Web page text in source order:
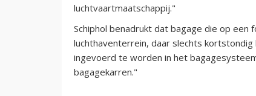
luchtvaartmaatschappij."
Schiphol benadrukt dat bagage die op
luchthaventerrein, daar slechts
ingevoerd te worden in het
bagagekarren."